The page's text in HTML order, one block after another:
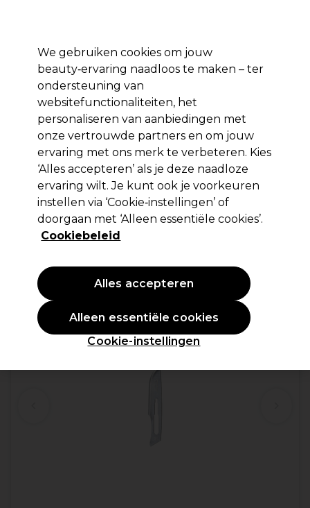
Aanmelden
Merken Deals 🌟 Haar Elektra Beauty
Volgende dag geleverd*
Na verzending, maandag t/m vrijdag
Swann Morton
Swann Morton Chirurgische Mesjes Niet
Steriel Nr10 100st
(0)
We gebruiken cookies om jouw
beauty‑ervaring naadloos te maken – ter
ondersteuning van
websitefunctionaliteiten, het
personaliseren van aanbiedingen met
onze vertrouwde partners en om jouw
ervaring met ons merk te verbeteren. Kies
‘Alles accepteren’ als je deze naadloze
ervaring wilt. Je kunt ook je voorkeuren
instellen via ‘Cookie‑instellingen’ of
doorgaan met ‘Alleen essentiële cookies’.
Cookiebeleid
Cookie-instellingen
Alleen essentiële cookies
Alles accepteren